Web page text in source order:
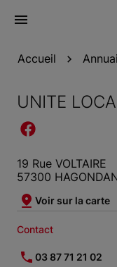
Ouvrir
Accueil
UNITE
19 Rue VOLTAIRE
57300
Voir sur la carte
Contact
03 87 71 21 02